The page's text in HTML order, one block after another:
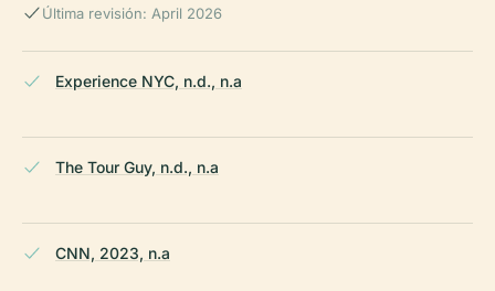
Última revisión: April 2026
Experience NYC, n.d., n.a
The Tour Guy, n.d., n.a
CNN, 2023, n.a